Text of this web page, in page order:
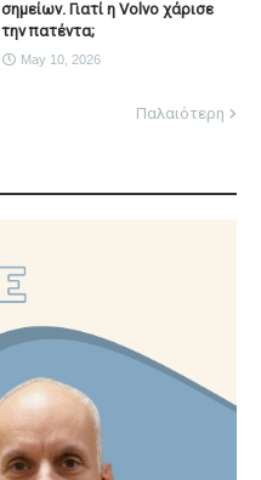
σημείων. Γιατί η Volvo χάρισε
την πατέντα;
May 10, 2026
Παλαιότερη